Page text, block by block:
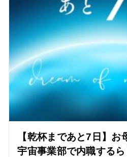
【乾杯まであと7日】
宇宙事業部で内職するら